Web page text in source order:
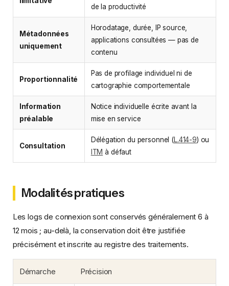
de la productivité
Métadonnées
uniquement
Horodatage, durée, IP source,
applications consultées — pas de
contenu
Proportionnalité
Pas de profilage individuel ni de
cartographie comportementale
Information
préalable
Notice individuelle écrite avant la
mise en service
Consultation
Délégation du personnel (L.414-9) ou
ITM à défaut
Modalités pratiques
Les logs de connexion sont conservés généralement 6 à
12 mois ; au-delà, la conservation doit être justifiée
précisément et inscrite au registre des traitements.
Démarche Précision